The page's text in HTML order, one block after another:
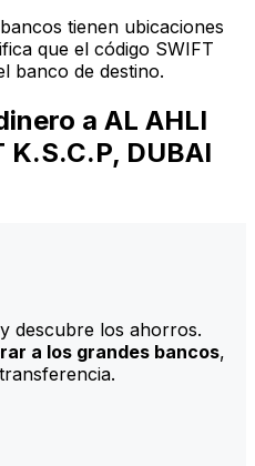
tienen ubicaciones
que el código SWIFT
banco de destino.
a AL AHLI
K.S.C.P, DUBAI
descubre los ahorros.
a los grandes bancos,